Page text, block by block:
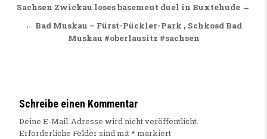
Beitragsnavigation
Sachsen Zwickau loses basement duel in Buxtehude →
← Bad Muskau – Fürst-Pückler-Park , Schkosd Bad
Muskau #oberlausitz #sachsen
Schreibe einen Kommentar
Deine E-Mail-Adresse wird nicht veröffentlicht.
Erforderliche Felder sind mit* markiert